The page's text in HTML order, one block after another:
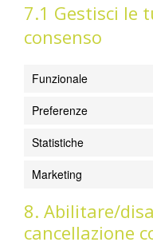
7.1 Gestisci le
consenso
Funzionale
Preferenze
Statistiche
Marketing
8. Abilitare/
cancellazione